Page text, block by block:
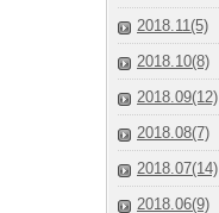
2018.11(5)
2018.10(8)
2018.09(12)
2018.08(7)
2018.07(14)
2018.06(9)